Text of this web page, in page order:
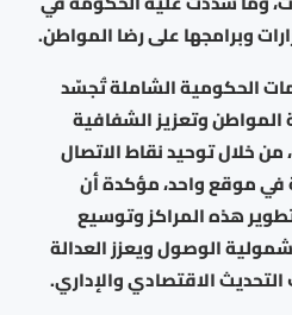
وبرامجها على رضا المواطن.
الحكومية الشاملة تُجسّد
المواطن وتعزيز الشفافية
من خلال توحيد نقاط الاتصال
في موقع واحد، مؤكدة أن
هذه المراكز وتوسيع
الوصول ويعزز العدالة
الاقتصادي والإداري.